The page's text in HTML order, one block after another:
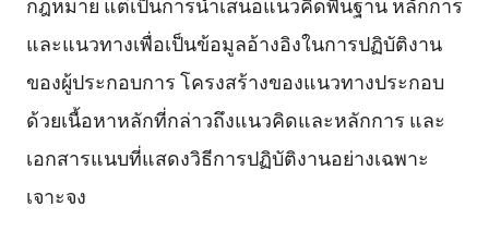
และแนวทางเพื่อเป็นข้อมูลอ้างอิงในการปฏิบัติงาน
ของผู้ประกอบการ โครงสร้างของแนวทางประกอบ
ด้วยเนื้อหาหลักที่กล่าวถึงแนวคิดและหลักการ และ
เอกสารแนบที่แสดงวิธีการปฏิบัติงานอย่างเฉพาะ
เจาะจง